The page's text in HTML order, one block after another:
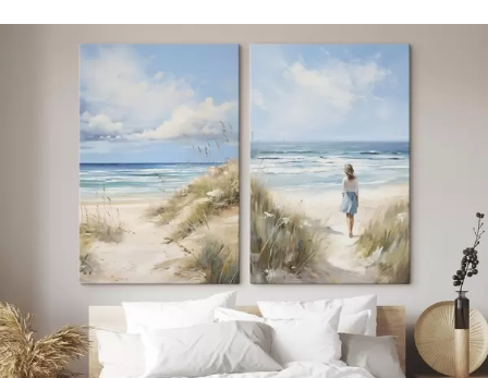
Від290.00грн
Яскраві, насичені кольори
Стійкість до вицвітання
Безпечне чорнило без запаху
Поверхня з текстурою полотна
Екологічний матеріал
Преміум
363.00
Яскраві, насичені кольори
Стійкість до вицвітання
✓Безпечне чорнило без запаху
Поверхня з текстурою полотна